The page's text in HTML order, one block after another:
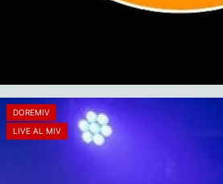
DOREMIV
LIVE AL MIV